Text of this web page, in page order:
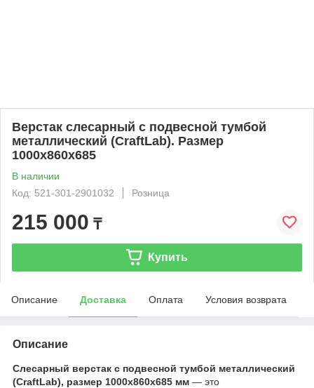
Верстак слесарный с подвесной тумбой
металлический (CraftLab). Размер
1000х860х685
В наличии
Код: 521-301-2901032
Розница
215 000 ₸
Купить
Описание Доставка Оплата Условия возврата
Описание
Слесарный верстак с подвесной тумбой металлический
(CraftLab), размер 1000х860х685 мм — это